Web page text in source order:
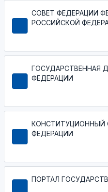
СОВЕТ ФЕДЕРАЦИИ
РОССИЙСКОЙ
ГОСУДАРСТВЕННАЯ
ФЕДЕРАЦИИ
КОНСТИТУЦИОННЫЙ
ФЕДЕРАЦИИ
ПОРТАЛ